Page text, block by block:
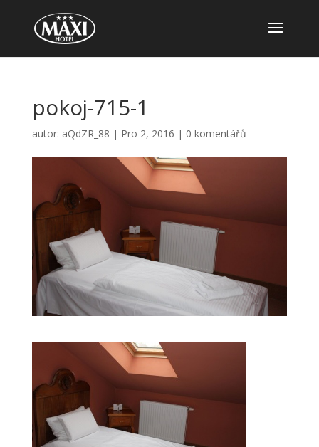
pokoj-715-1
autor: aQdZR_88 | Pro 2, 2016 | 0 komentářů